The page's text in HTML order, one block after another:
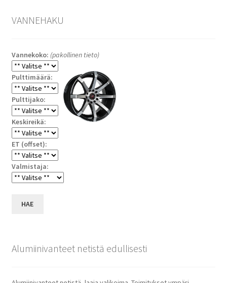
VANNEHAKU
Vannekoko: (pakollinen tieto)
Pulttimäärä:
Pulttijako:
Keskireikä:
ET (offset):
Valmistaja:
HAE
Alumiinivanteet netistä edullisesti